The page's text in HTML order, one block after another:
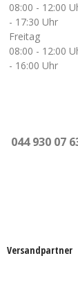
08:00 - 12:00
- 17:30 Uhr
Freitag
08:00 - 12:00
- 16:00 Uhr
044 930 07
Versandpartner